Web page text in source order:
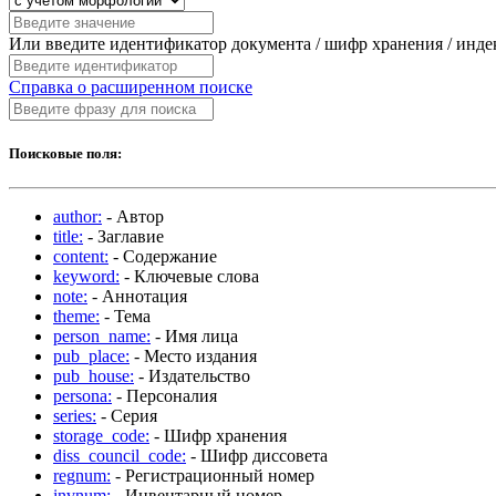
Или введите идентификатор документа / шифр хранения /
Справка о расширенном поиске
Поисковые поля:
author: - Автор
title: - Заглавие
content: - Содержание
keyword: - Ключевые слова
note: - Аннотация
theme: - Тема
person_name: - Имя лица
pub_place: - Место издания
pub_house: - Издательство
persona: - Персоналия
series: - Серия
storage_code: - Шифр хранения
diss_council_code: - Шифр диссовета
regnum: - Регистрационный номер